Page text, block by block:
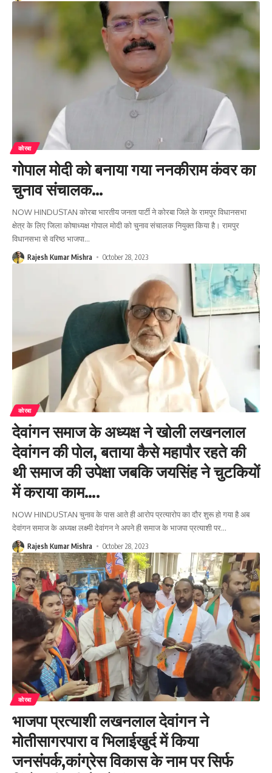
कोरबा
गोपाल मोदी को बनाया गया ननकीराम कंवर का
चुनाव संचालक…
NOW HINDUSTAN कोरबा भारतीय जनता पार्टी ने कोरबा जिले के रामपुर विधानसभा
क्षेत्र के लिए जिला कोषाध्यक्ष गोपाल मोदी को चुनाव संचालक नियुक्त किया है। रामपुर
विधानसभा से वरिष्ठ भाजपा…
Rajesh Kumar Mishra October 28, 2023
कोरबा
देवांगन समाज के अध्यक्ष ने खोली लखनलाल
देवांगन की पोल, बताया कैसे महापौर रहते की
थी समाज की उपेक्षा जबकि जयसिंह ने चुटकियों
में कराया काम….
NOW HINDUSTAN चुनाव के पास आते ही आरोप प्रत्यारोप का दौर शुरू हो गया है अब
देवांगन समाज के अध्यक्ष लक्ष्मी देवांगन ने अपने ही समाज के भाजपा प्रत्याशी पर…
Rajesh Kumar Mishra October 28, 2023
कोरबा
भाजपा प्रत्याशी लखनलाल देवांगन ने
मोतीसागरपारा व भिलाईखुर्द में किया
जनसंपर्क,कांग्रेस विकास के नाम पर सिर्फ